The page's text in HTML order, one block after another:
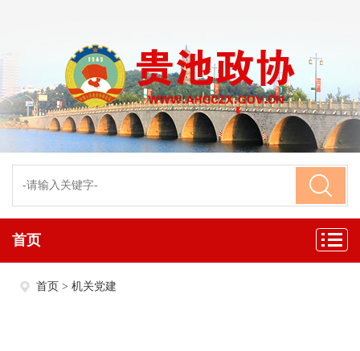
首页
首页 > 机关党建